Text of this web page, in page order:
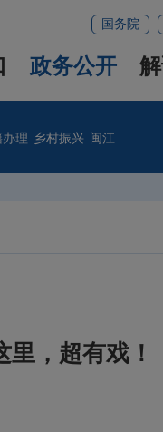
国务院
政务公开
办理 乡村振兴 闽江
，超有戏！